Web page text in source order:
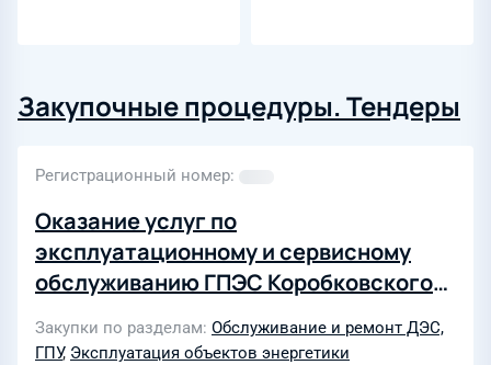
Закупочные процедуры. Тендеры
Регистрационный номер
Оказание услуг по
эксплуатационному и сервисному
обслуживанию ГПЭС Коробковского
ГПЗ ТПП «Волгограднефтегаз» ООО
«РИТЭК» в период 01.04.2023 года по
Закупки по разделам Обслуживание и ремонт ДЭС,
ГПУ, Эксплуатация объектов энергетики